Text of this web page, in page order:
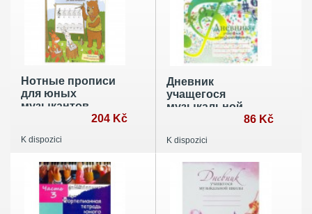
Нотные прописи
для юных
музыкантов
204 Kč
K dispozici
Дневник
учащегося
музыкальной
86 Kč
K dispozici